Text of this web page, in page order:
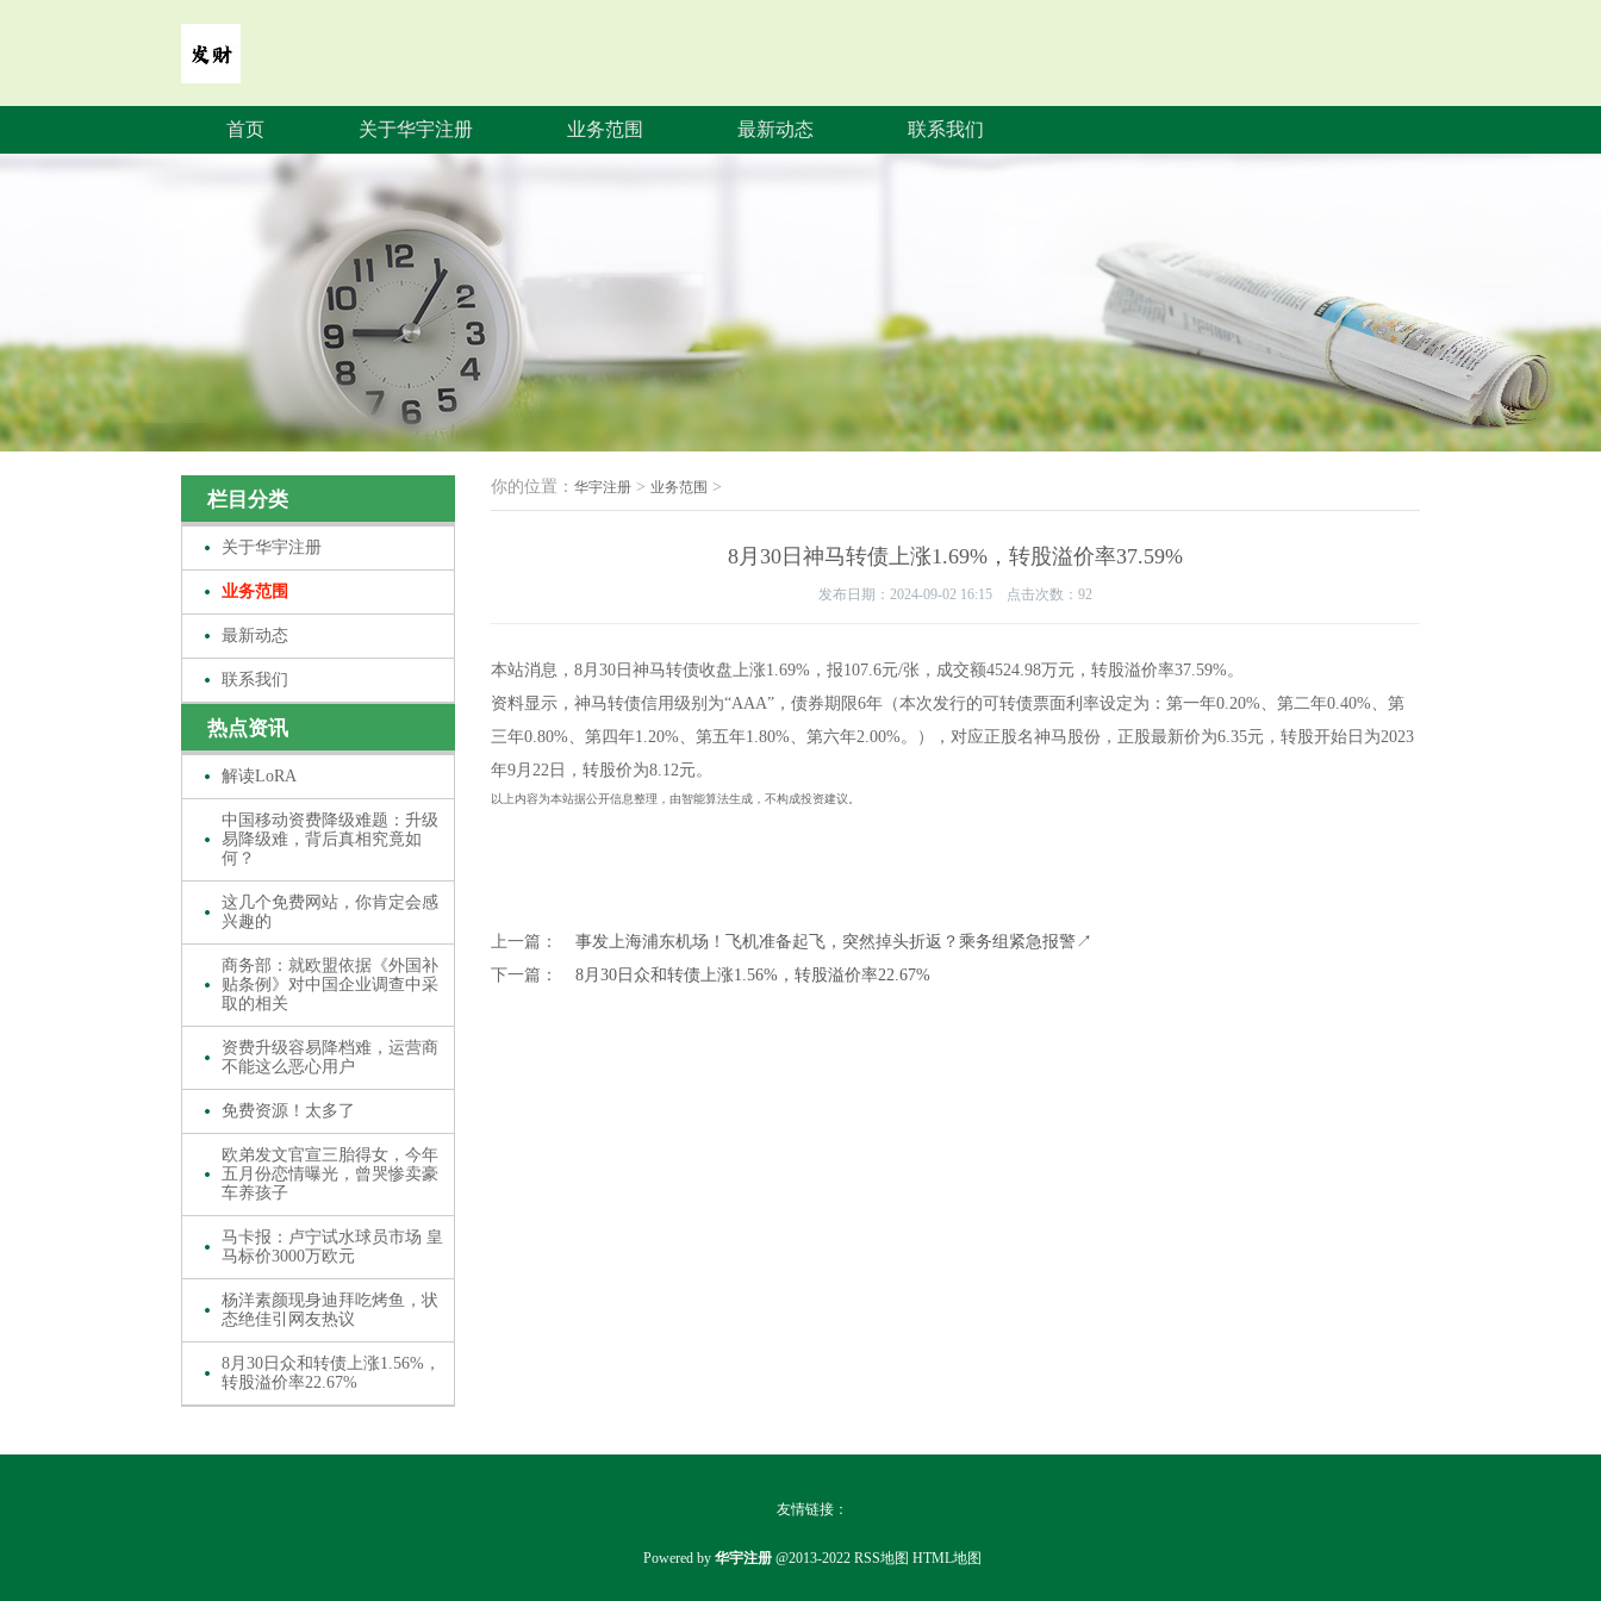
首页 关于华宇注册 业务范围 最新动态 联系我们
栏目分类
关于华宇注册
业务范围
最新动态
联系我们
热点资讯
解读LoRA
中国移动资费降级难题：升级
易降级难，背后真相究竟如
何？
这几个免费网站，你肯定会感
兴趣的
商务部：就欧盟依据《外国补
贴条例》对中国企业调查中采
取的相关
资费升级容易降档难，运营商
不能这么恶心用户
免费资源！太多了
欧弟发文官宣三胎得女，今年
五月份恋情曝光，曾哭惨卖豪
车养孩子
马卡报：卢宁试水球员市场 皇
马标价3000万欧元
杨洋素颜现身迪拜吃烤鱼，状
态绝佳引网友热议
8月30日众和转债上涨1.56%，
转股溢价率22.67%
你的位置： 华宇注册 > 业务范围 >
8月30日神马转债上涨1.69%，转股溢价率37.59%
发布日期：2024-09-02 16:15 点击次数：92
本站消息，8月30日神马转债收盘上涨1.69%，报107.6元/张，成交额4524.98万元，转股溢价率37.59%。
资料显示，神马转债信用级别为“AAA”，债券期限6年（本次发行的可转债票面利率设定为：第一年0.20%、第二年0.40%、第
三年0.80%、第四年1.20%、第五年1.80%、第六年2.00%。），对应正股名神马股份，正股最新价为6.35元，转股开始日为2023
年9月22日，转股价为8.12元。
以上内容为本站据公开信息整理，由智能算法生成，不构成投资建议。
上一篇：
事发上海浦东机场！飞机准备起飞，突然掉头折返？乘务组紧急报警↗
下一篇：
8月30日众和转债上涨1.56%，转股溢价率22.67%
友情链接：
Powered by 华宇注册 @2013-2022 RSS地图 HTML地图